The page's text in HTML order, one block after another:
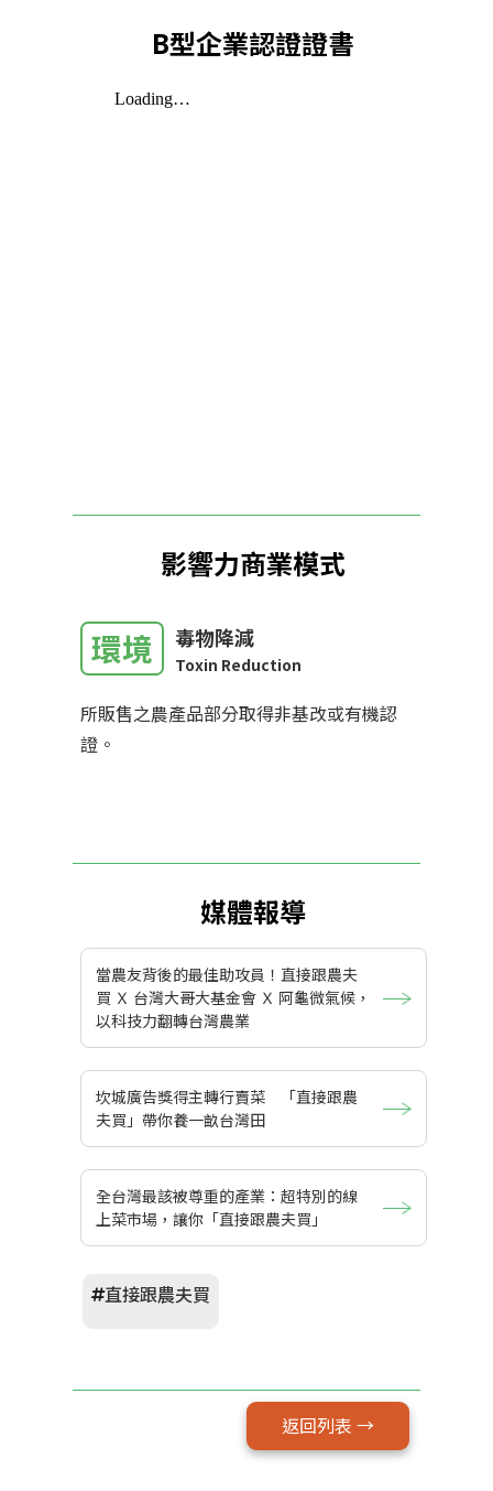
B型企業認證證書
影響力商業模式
環境 毒物降減
Toxin Reduction
所販售之農產品部分取得非基改或有機認
證。
媒體報導
當農友背後的最佳助攻員！直接跟農夫
買 Ｘ 台灣大哥大基金會 Ｘ 阿龜微氣候，
以科技力翻轉台灣農業
坎城廣告獎得主轉行賣菜 「直接跟農
夫買」帶你養一畝台灣田
全台灣最該被尊重的產業：超特別的線
上菜市場，讓你「直接跟農夫買」
直接跟農夫買
返回列表 →